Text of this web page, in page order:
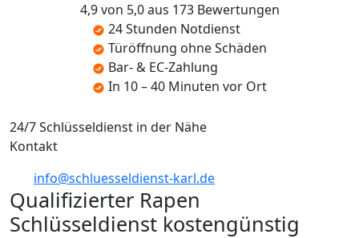
4,9 von 5,0 aus 173 Bewertungen
24 Stunden Notdienst
Türöffnung ohne Schäden
Bar- & EC-Zahlung
In 10 – 40 Minuten vor Ort
24/7 Schlüsseldienst in der Nähe
Kontakt
info@schluesseldienst-karl.de
Qualifizierter Rapen
Schlüsseldienst kostengünstig